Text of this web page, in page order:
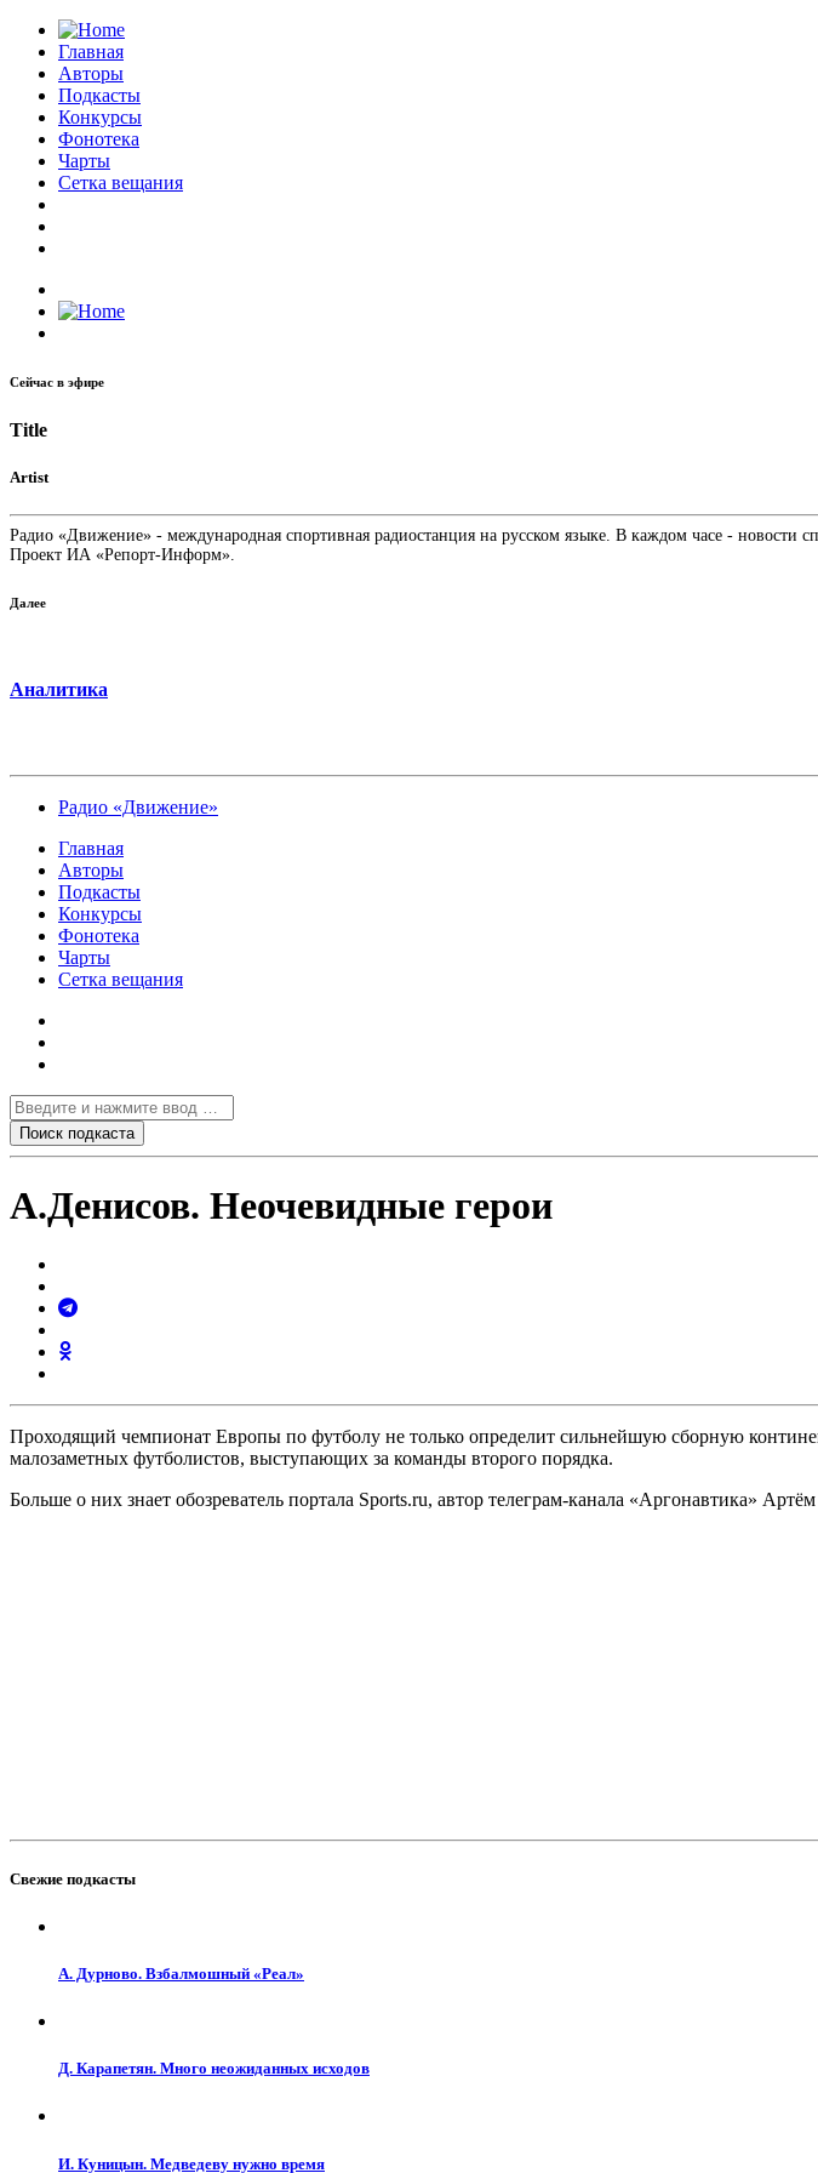
Главная
Авторы
Подкасты
Конкурсы
Фонотека
Чарты
Сетка вещания
Сейчас в эфире
Title
Artist
Радио «Движение» - международная спортивная радиостанция на русском языке. В каждом часе - новости
Проект ИА «Репорт-Информ».
Далее
Аналитика
Радио «Движение»
Главная
Авторы
Подкасты
Конкурсы
Фонотека
Чарты
Сетка вещания
А.Денисов. Неочевидные герои
Проходящий чемпионат Европы по футболу не только определит сильнейшую сборную
малозаметных футболистов, выступающих за команды второго порядка.
Больше о них знает обозреватель портала Sports.ru, автор телеграм-канала «Аргонавтика»
Свежие подкасты
А. Дурново. Взбалмошный «Реал»
Д. Карапетян. Много неожиданных исходов
И. Куницын. Медведеву нужно время